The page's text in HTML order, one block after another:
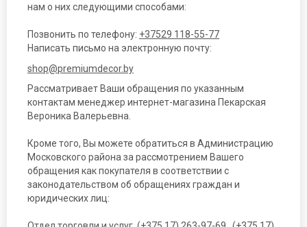
нам о них следующими способами:
Позвонить по телефону: +37529 118-55-77
Написать письмо на электронную почту:
shop@premiumdecor.by
Рассматривает Ваши обращения по указанным
контактам менеджер интернет-магазина Пекарская
Вероника Валерьевна.
Кроме того, Вы можете обратиться в Администрацию
Московского района за рассмотрением Вашего
обращения как покупателя в соответствии с
законодательством об обращениях граждан и
юридических лиц: